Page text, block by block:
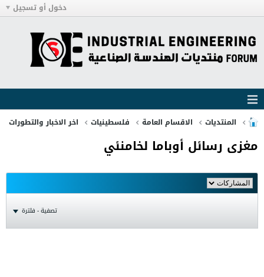
دخول أو تسجيل
المنتديات الاقسام العامة فلسطينيات اخر الاخبار والتطورات
مغزى رسائل أوباما لخامنئي
تصفية - فلترة